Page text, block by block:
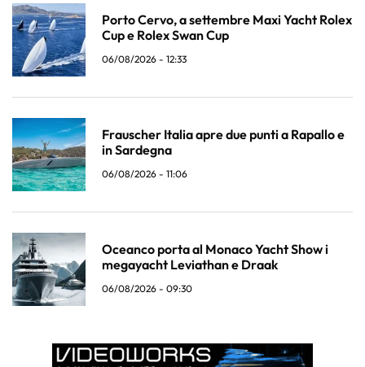
Porto Cervo, a settembre Maxi Yacht Rolex
Cup e Rolex Swan Cup
06/08/2026 - 12:33
Frauscher Italia apre due punti a Rapallo e
in Sardegna
06/08/2026 - 11:06
Oceanco porta al Monaco Yacht Show i
megayacht Leviathan e Draak
06/08/2026 - 09:30